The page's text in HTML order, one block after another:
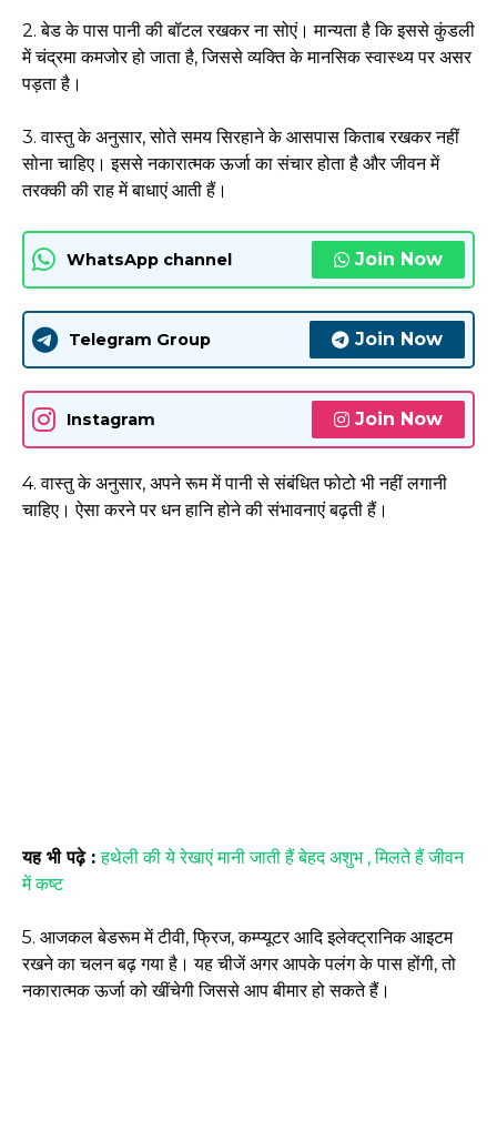
2. बेड के पास पानी की बॉटल रखकर ना सोएं। मान्यता है कि इससे कुंडली
में चंद्रमा कमजोर हो जाता है, जिससे व्यक्ति के मानसिक स्वास्थ्य पर असर
पड़ता है।
3. वास्तु के अनुसार, सोते समय सिरहाने के आसपास किताब रखकर नहीं
सोना चाहिए। इससे नकारात्मक ऊर्जा का संचार होता है और जीवन में
तरक्की की राह में बाधाएं आती हैं।
WhatsApp channel Join Now
Telegram Group Join Now
Instagram Join Now
4. वास्तु के अनुसार, अपने रूम में पानी से संबंधित फोटो भी नहीं लगानी
चाहिए। ऐसा करने पर धन हानि होने की संभावनाएं बढ़ती हैं।
यह भी पढ़े :हथेली की ये रेखाएं मानी जाती हैं बेहद अशुभ , मिलते हैं जीवन
में कष्ट
5. आजकल बेडरूम में टीवी, फ्रिज, कम्प्यूटर आदि इलेक्ट्रानिक आइटम
रखने का चलन बढ़ गया है। यह चीजें अगर आपके पलंग के पास होंगी, तो
नकारात्मक ऊर्जा को खींचेगी जिससे आप बीमार हो सकते हैं।